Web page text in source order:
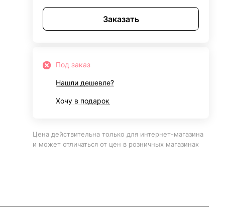
Заказать
Под заказ
Нашли дешевле?
Хочу в подарок
Цена действительна только для интернет-магазина
и может отличаться от цен в розничных магазинах